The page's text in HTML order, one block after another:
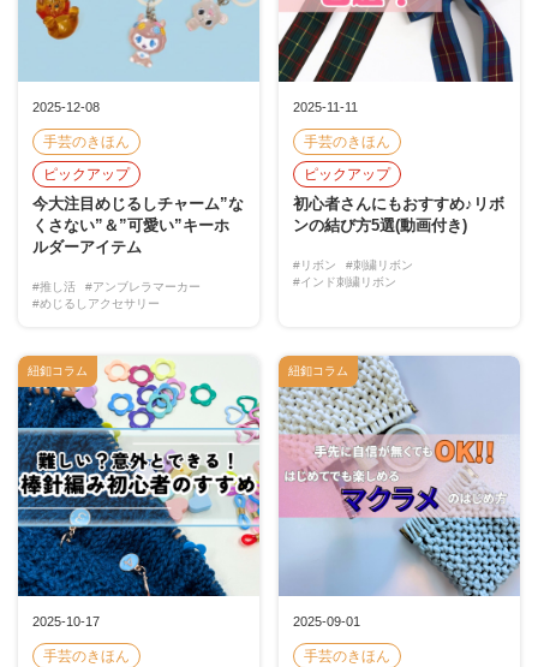
2025-12-08
手芸のきほん
ピックアップ
今大注目めじるしチャーム”な
くさない”＆”可愛い”キーホ
ルダーアイテム
#推し活
#アンブレラマーカー
#めじるしアクセサリー
2025-11-11
手芸のきほん
ピックアップ
初心者さんにもおすすめ♪リボ
ンの結び方5選(動画付き)
#リボン
#刺繍リボン
#インド刺繍リボン
2025-10-17
手芸のきほん
紐釦コラム
2025-09-01
手芸のきほん
紐釦コラム